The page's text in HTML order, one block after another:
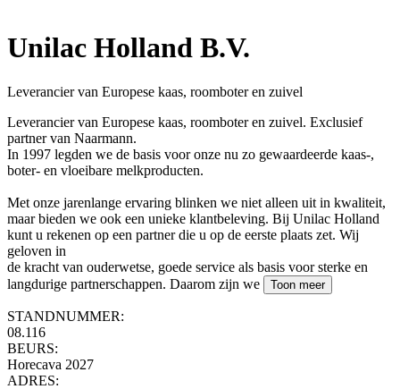
Unilac Holland B.V.
Leverancier van Europese kaas, roomboter en zuivel
Leverancier van Europese kaas, roomboter en zuivel. Exclusief
partner van Naarmann.
In 1997 legden we de basis voor onze nu zo gewaardeerde kaas-,
boter- en vloeibare melkproducten.
Met onze jarenlange ervaring blinken we niet alleen uit in kwaliteit,
maar bieden we ook een unieke klantbeleving. Bij Unilac Holland
kunt u rekenen op een partner die u op de eerste plaats zet. Wij
geloven in
de kracht van ouderwetse, goede service als basis voor sterke en
langdurige partnerschappen. Daarom zijn we
Toon meer
STANDNUMMER:
08.116
BEURS:
Horecava 2027
ADRES: